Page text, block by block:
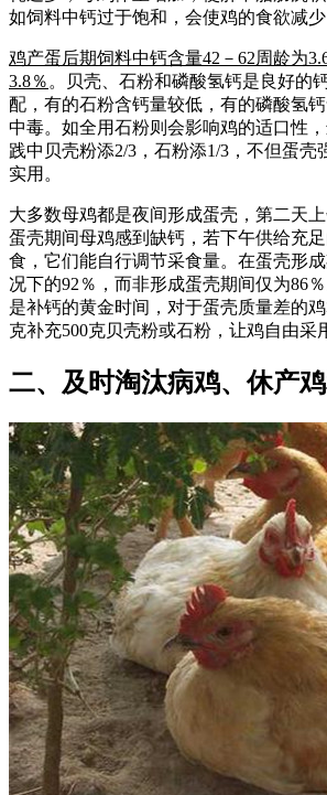
如饲料中钙过于饱和，会使鸡的食欲减少
鸡产蛋后期饲料中钙含量42－62周龄为
3.8％ 。贝壳、石粉和磷酸氢钙是良好的
配，有的石粉含钙量较低，有的磷酸氢
中毒。如全用石粉则会影响鸡的适口性
践中贝壳粉添2/3，石粉添1/3，不但蛋壳
实用。
大多数母鸡都是夜间形成蛋壳，第二天
蛋壳期间母鸡感到缺钙，若下午供给充
食，它们能自行调节采食量。在蛋壳形
况下的92％，而非形成蛋壳期间仅为86
是补钙的黄金时间，对于蛋壳质量差的
克补充500克贝壳粉或石粉，让鸡自由采
二、及时淘汰病鸡、休产